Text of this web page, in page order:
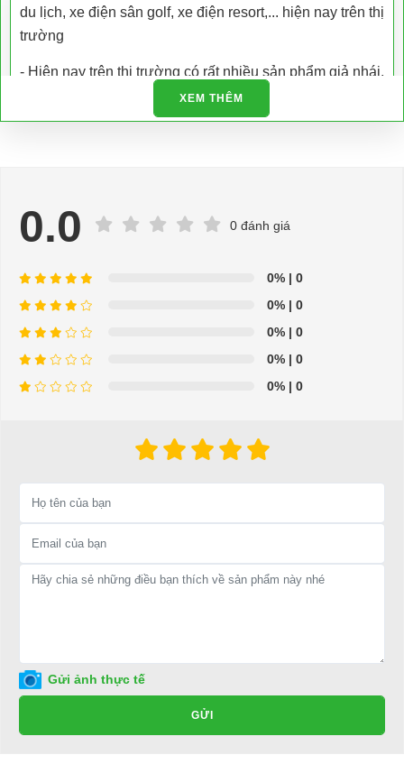
du lịch, xe điện sân golf, xe điện resort,... hiện nay trên thị
trường
- Hiện nay trên thị trường có rất nhiều sản phẩm giả nhái,
kém chất lượng. Xe Điện Đại Cường là công ty chuyên
nhập khẩu các loại xe điện và phụ tùng xe điện trực tiếp
chữa tận nơi
phí
- Dịch vụ sửa chữa, thay thế phụ tùng, phụ kiện - thiết bị
cho xe ô tô điện.
thay thế phụ tùng, phụ kiện - thiết bị cho xe điện. Giá
thành cạnh tranh, tay nghề thợ chuyên nghiệp, nhanh
chóng.
Hân hạnh được phục vụ mọi người
Để được tư vấn thêm về cách sử dụng xe ô tô điện để tăng tuổi
thọ cho xe hoặc có vấn đề gì cần được hỗ trợ, quý khách vui
Đại Cường
Địa chỉ: 49/9 Nhị Bình 16, Hóc Môn, TP.HCM
Điện thoại: 0932113677
XEM THÊM
0.0 0 đánh giá
0% | 0
0% | 0
0% | 0
0% | 0
0% | 0
Gửi ảnh thực tế
GỬI